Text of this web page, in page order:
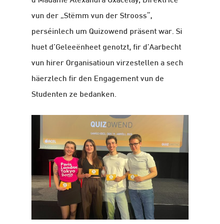
vun der „Stëmm vun der Strooss“,
perséinlech um Quizowend präsent war. Si
huet d’Geleeënheet genotzt, fir d’Aarbecht
vun hirer Organisatioun virzestellen a sech
häerzlech fir den Engagement vun de
Studenten ze bedanken.